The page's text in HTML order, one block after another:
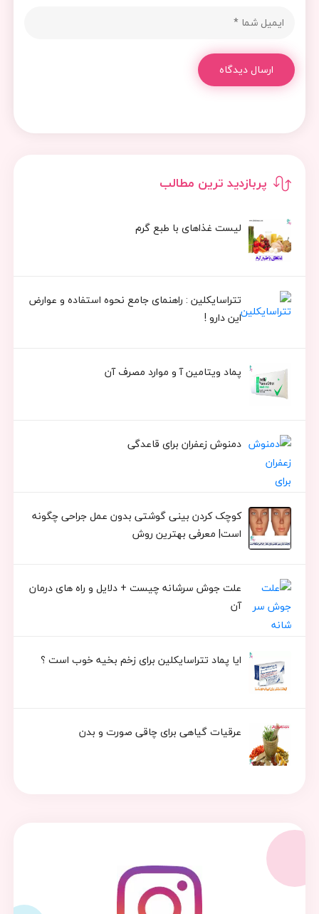
پربازدید ترین مطالب
لیست غذاهای با طبع گرم
تتراسایکلین : راهنمای جامع نحوه استفاده و عوارض
این دارو !
پماد ویتامین آ و موارد مصرف آن
دمنوش زعفران برای قاعدگی
کوچک کردن بینی گوشتی بدون عمل جراحی چگونه
است| معرفی بهترین روش
علت جوش سرشانه چیست + دلایل و راه های درمان
آن
ایا پماد تتراسایکلین برای زخم بخیه خوب است ؟
عرقیات گیاهی برای چاقی صورت و بدن
ارسال دیدگاه